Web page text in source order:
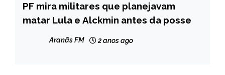
NOTÍCIAS
PF mira militares que planejavam
matar Lula e Alckmin antes da posse
Aranãs FM 2 anos ago